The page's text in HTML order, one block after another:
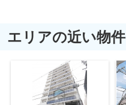
エリアの近い物件